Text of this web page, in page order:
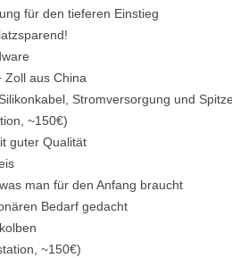
für den tieferen Einstieg
Zoll aus China
Stromversorgung und
~150€)
guter Qualität
man für den Anfang braucht
Bedarf gedacht
~150€)